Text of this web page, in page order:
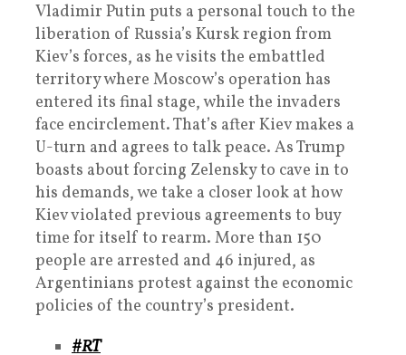
Vladimir Putin puts a personal touch to the
liberation of Russia’s Kursk region from
Kiev’s forces, as he visits the embattled
territory where Moscow’s operation has
entered its final stage, while the invaders
face encirclement. That’s after Kiev makes a
U-turn and agrees to talk peace. As Trump
boasts about forcing Zelensky to cave in to
his demands, we take a closer look at how
Kiev violated previous agreements to buy
time for itself to rearm. More than 150
people are arrested and 46 injured, as
Argentinians protest against the economic
policies of the country’s president.
#RT